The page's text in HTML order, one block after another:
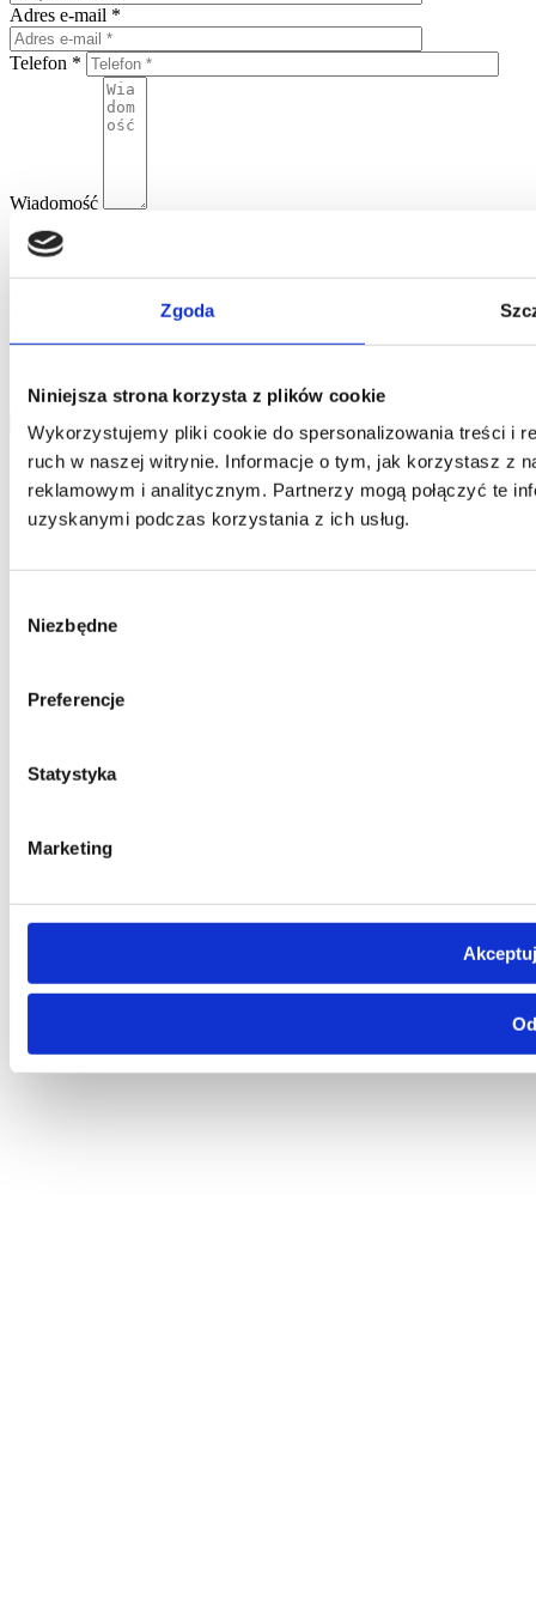
Zgoda
Niniejsza strona korzysta z plików cookie
Wykorzystujemy pliki cookie do spersonalizowania treści i
ruch w naszej witrynie. Informacje o tym, jak korzystasz z
reklamowym i analitycznym. Partnerzy mogą połączyć te
uzyskanymi podczas korzystania z ich usług.
zgody
Niezbędne
Preferencje
Statystyka
Marketing
Adres e-mail *
Telefon *
Wiadomość
Wyrażając zgodę na wysłanie niniejszego formularza wyrażają
Państwo zgodę na umieszczenie zawartych w nim danych w bazie
dobrowolny. Informujemy, że administratorem Państwa danych
Państwem.
wyślij